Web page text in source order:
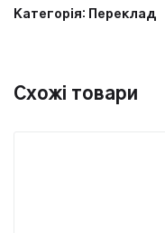
Категорія:
Переклад
Схожі товари